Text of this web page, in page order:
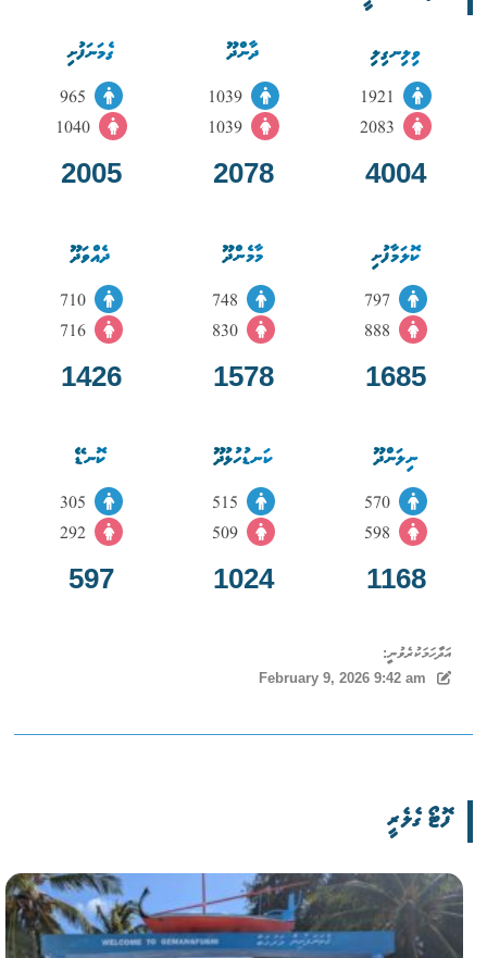
ވިލިނގިލި
1921
2083
4004
ދާންދޫ
1039
1039
2078
ގެމަނަފުށި
1040
2005
ކޮލަމާފުށި
797
888
1685
މާމެންދޫ
748
830
1578
ދެއްވަދޫ
710
716
1426
ނިލަންދޫ
570
598
1168
ކަނޑުހުޅުދޫ
515
509
1024
ކޮނޑޭ
292
597
އަދާހަމަކުރެވުނީ:
February 9, 2026 9:42 am
ފޮޓޯ ގެލެރީ